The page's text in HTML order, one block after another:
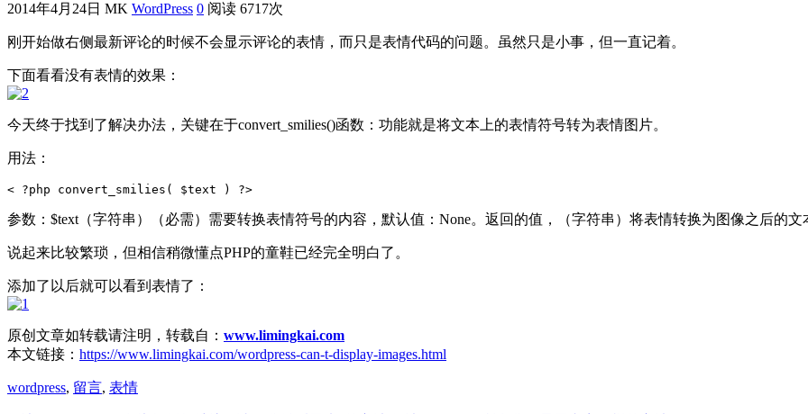
2014年4月24日 MK WordPress 0 阅读 6717次
刚开始做右侧最新评论的时候不会显示评论的表情，而只是表情代码的问题。虽然只是小事，但一直记着。
下面看看没有表情的效果：
今天终于找到了解决办法，关键在于convert_smilies()函数：功能就是将文本上的表情符号转为表情图片。
用法：
参数：$text（字符串）（必需）需要转换表情符号的内容，默认值：None。返回的值，（字符串）将表情转换为图像之后的文
说起来比较繁琐，但相信稍微懂点PHP的童鞋已经完全明白了。
添加了以后就可以看到表情了：
原创文章如转载请注明，转载自： www.limingkai.com
本文链接： https://www.limingkai.com/wordpress-can-t-display-images.html
wordpress, 留言, 表情